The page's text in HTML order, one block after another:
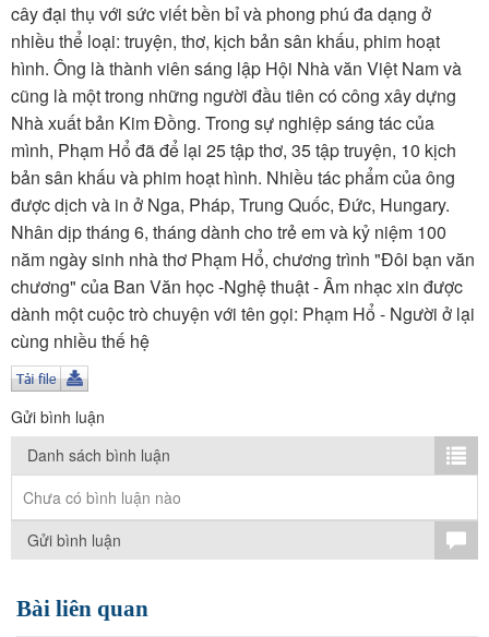
Thiếu nhi
Kết nối VOV6
TÌM KIẾM
Vận hành bởi QI Corp
cây đại thụ với sức viết bền bỉ và phong phú đa dạng ở
nhiều thể loại: truyện, thơ, kịch bản sân khấu, phim hoạt
hình. Ông là thành viên sáng lập Hội Nhà văn Việt Nam và
cũng là một trong những người đầu tiên có công xây dựng
Nhà xuất bản Kim Đồng. Trong sự nghiệp sáng tác của
mình, Phạm Hổ đã để lại 25 tập thơ, 35 tập truyện, 10 kịch
bản sân khấu và phim hoạt hình. Nhiều tác phẩm của ông
được dịch và in ở Nga, Pháp, Trung Quốc, Đức, Hungary.
Nhân dịp tháng 6, tháng dành cho trẻ em và kỷ niệm 100
năm ngày sinh nhà thơ Phạm Hổ, chương trình "Đôi bạn văn
chương" của Ban Văn học -Nghệ thuật - Âm nhạc xin được
dành một cuộc trò chuyện với tên gọi: Phạm Hổ - Người ở lại
cùng nhiều thế hệ
Gửi bình luận
Danh sách bình luận
Chưa có bình luận nào
Gửi bình luận
Bài liên quan